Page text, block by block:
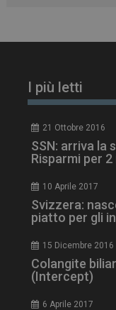
I più letti
21 Ottobre 2016
SSN: arriva la
Risparmi per 2
10 Aprile 2017
Svizzera:
piatto per gli
15 Dicembre 2016
Colangite
(Intercept)
6 Aprile 2017